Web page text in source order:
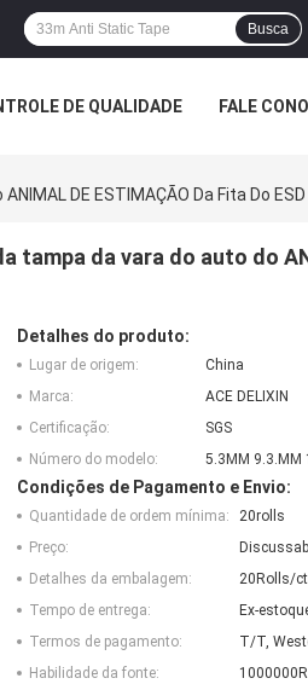
Busca
DE QUALIDADE FALE
DE ESTIMAÇÃO Da Fita Do
tampa da vara do auto do
Detalhes do produto:
Lugar de origem:
China
Marca:
ACE DELIXIN
Certificação:
SGS
Número do modelo:
5.3MM 9.3.MM
Condições de Pagamento e Envio:
Quantidade de ordem mínima:
20rolls
Preço:
Detalhes da embalagem:
20Rolls/
Tempo de entrega:
Ex-
Termos de pagamento:
T/T,
Habilidade da fonte: